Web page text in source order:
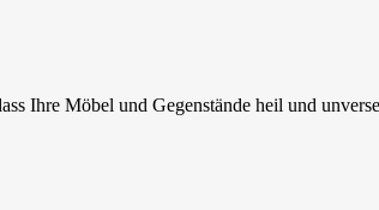
Ihre Möbel und Gegenstände heil und